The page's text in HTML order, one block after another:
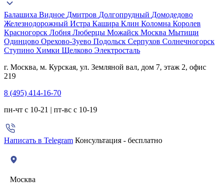
Балашиха Видное Дмитров Долгопрудный Домодедово
Железнодорожный Истра Кашира Клин Коломна Королев
Красногорск Лобня Люберцы Можайск Москва Мытищи
Одинцово Орехово-Зуево Подольск Серпухов Солнечногорск
Ступино Химки Щелково Электросталь
г. Москва, м. Курская, ул. Земляной вал, дом 7, этаж 2, офис
219
8 (495) 414-16-70
пн-чт с 10-21 | пт-вс с 10-19
Написать в Telegram Консультация - бесплатно
Москва